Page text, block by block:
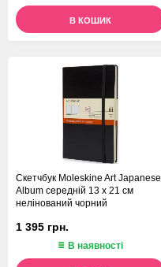
В КОШИК
Скетчбук Moleskine Art Japanese
Album середній 13 х 21 см
нелінований чорний
1 395 грн.
В наявності